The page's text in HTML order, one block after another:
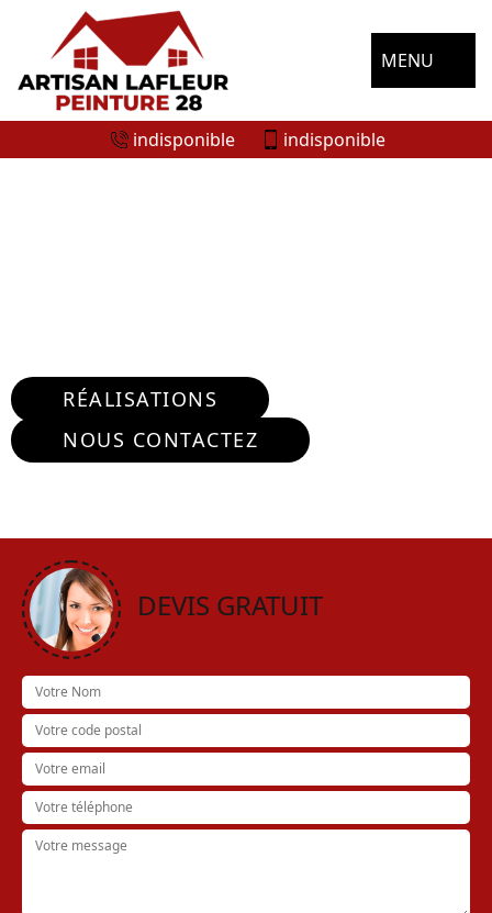
MENU
indisponible indisponible
RÉALISATIONS
NOUS CONTACTEZ
DEVIS GRATUIT